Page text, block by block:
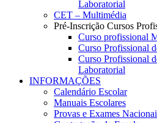
Laboratorial
CET – Multimédia
Pré-Inscrição Cursos
Curso profissional
Curso Profissional
Curso Profissional
Laboratorial
INFORMAÇÕES
Calendário Escolar
Manuais Escolares
Provas e Exames